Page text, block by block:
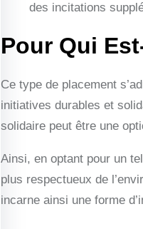
des incitations
Pour Qui
Ce type de placement
initiatives durables et
solidaire peut être une
Ainsi, en optant pour un
plus respectueux de
incarne ainsi une forme